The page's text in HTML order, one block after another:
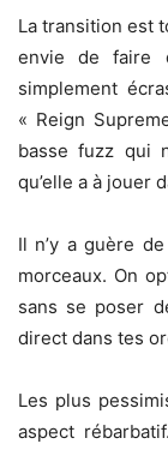
La transition est
envie de faire
simplement
« Reign
basse fuzz qui
qu’elle a à jouer
Il n’y a guère
morceaux. On
sans se poser
direct dans tes
Les plus
aspect